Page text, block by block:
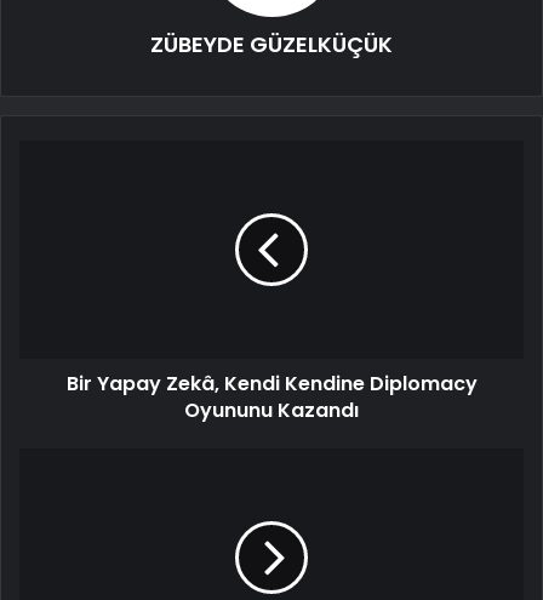
ZÜBEYDE GÜZELKÜÇÜK
Bir Yapay Zekâ, Kendi Kendine Diplomacy
Oyununu Kazandı